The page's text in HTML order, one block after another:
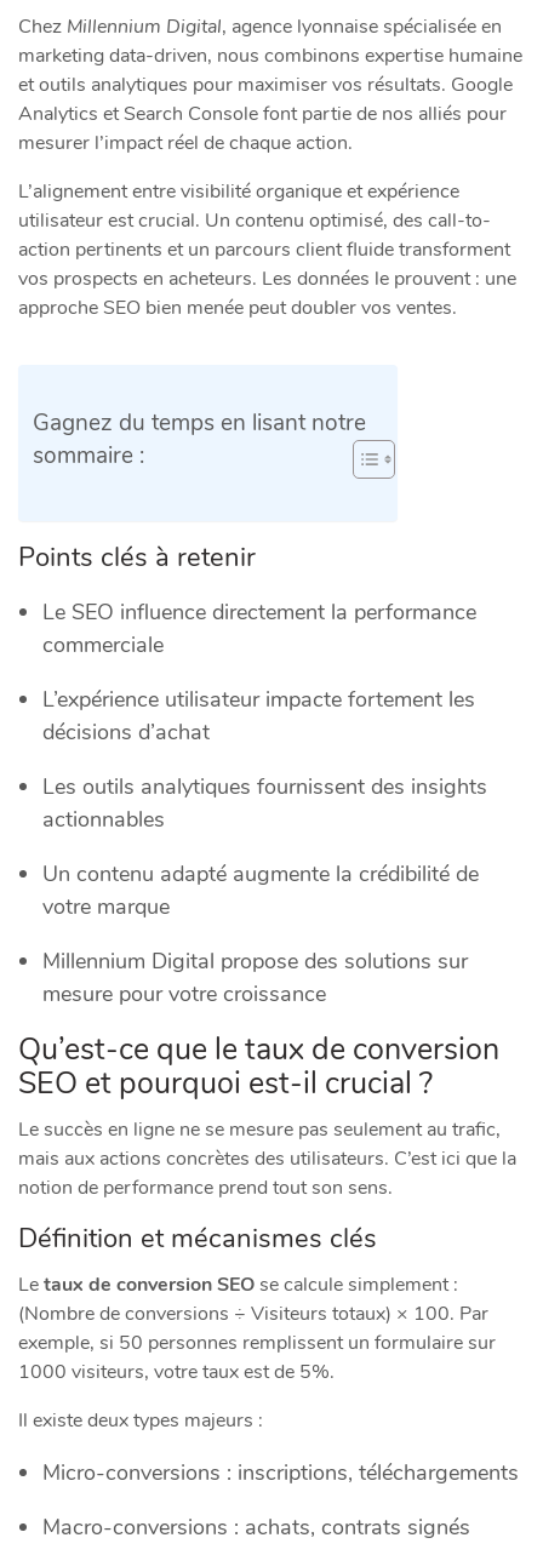
Chez Millennium Digital, agence lyonnaise spécialisée en
marketing data-driven, nous combinons expertise humaine
et outils analytiques pour maximiser vos résultats. Google
Analytics et Search Console font partie de nos alliés pour
mesurer l’impact réel de chaque action.
L’alignement entre visibilité organique et expérience
utilisateur est crucial. Un contenu optimisé, des call-to-
action pertinents et un parcours client fluide transforment
vos prospects en acheteurs. Les données le prouvent : une
approche SEO bien menée peut doubler vos ventes.
Gagnez du temps en lisant notre
sommaire :
Points clés à retenir
Le SEO influence directement la performance
commerciale
L’expérience utilisateur impacte fortement les
décisions d’achat
Les outils analytiques fournissent des insights
actionnables
Un contenu adapté augmente la crédibilité de
votre marque
Millennium Digital propose des solutions sur
mesure pour votre croissance
Qu’est-ce que le taux de conversion
SEO et pourquoi est-il crucial ?
Le succès en ligne ne se mesure pas seulement au trafic,
mais aux actions concrètes des utilisateurs. C’est ici que la
notion de performance prend tout son sens.
Définition et mécanismes clés
Letaux de conversion SEOse calcule simplement :
(Nombre de conversions ÷ Visiteurs totaux) × 100. Par
exemple, si 50 personnes remplissent un formulaire sur
1000 visiteurs, votre taux est de 5%.
Il existe deux types majeurs :
Micro-conversions : inscriptions, téléchargements
Macro-conversions : achats, contrats signés